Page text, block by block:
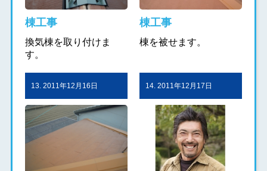
棟工事
換気棟を取り付けま
す。
棟工事
棟を被せます。
13. 2011年12月16日 14. 2011年12月17日